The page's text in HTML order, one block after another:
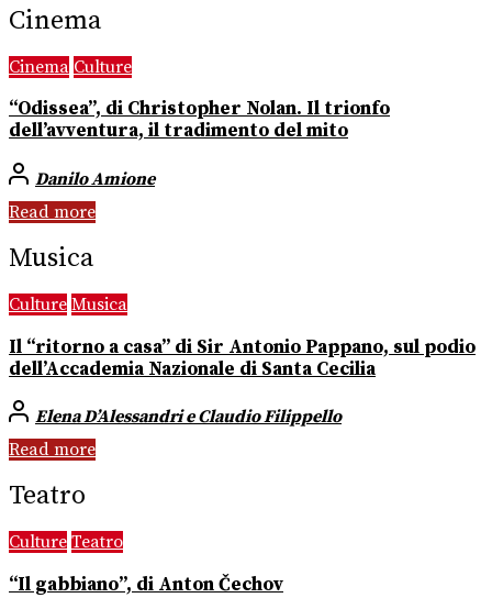
Cinema
Cinema Culture
“Odissea”, di Christopher Nolan. Il trionfo
dell’avventura, il tradimento del mito
Danilo Amione
Read more
Musica
Culture Musica
Il “ritorno a casa” di Sir Antonio Pappano, sul podio
dell’Accademia Nazionale di Santa Cecilia
Elena D’Alessandri e Claudio Filippello
Read more
Teatro
Culture Teatro
“Il gabbiano”, di Anton Čechov